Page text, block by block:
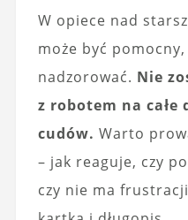
W opiece nad
może być
nadzorować. Nie
z robotem na całe
cudów. Warto
– jak reaguje, czy
czy nie ma